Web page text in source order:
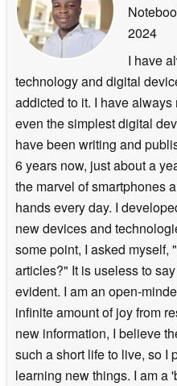
2024
I have
technology and digital
addicted to it. I have
even the simplest digital
have been writing and
6 years now, just about a
the marvel of smartphones
hands every day. I
new devices and
some point, I asked myself,
articles?" It is useless to
evident. I am an open-
infinite amount of joy from
new information, I believe
such a short life to live, so
learning new things. I am a